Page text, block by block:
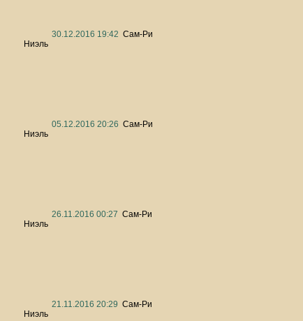
30.12.2016 19:42 Сам-Ри
Ниэль
05.12.2016 20:26 Сам-Ри
Ниэль
26.11.2016 00:27 Сам-Ри
Ниэль
21.11.2016 20:29 Сам-Ри
Ниэль